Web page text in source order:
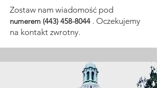
Zostaw nam wiadomość pod
numerem (443) 458-8044 . Oczekujemy
na kontakt zwrotny.